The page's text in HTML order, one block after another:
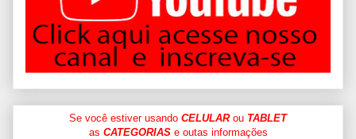
Se você estiver usando CELULARou TABLET
as CATEGORIASe outas informações